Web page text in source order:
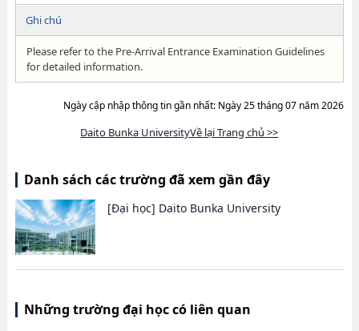
Ghi chú
Please refer to the Pre-Arrival Entrance Examination Guidelines
for detailed information.
Ngày cập nhập thông tin gần nhất: Ngày 25 tháng 07 năm 2026
Daito Bunka UniversityVề lại Trang chủ >>
Danh sách các trường đã xem gần đây
[Đại học] Daito Bunka University
Những trường đại học có liên quan